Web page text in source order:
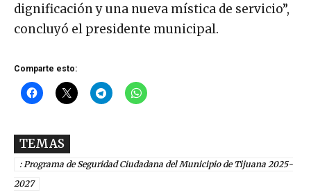
dignificación y una nueva mística de servicio”,
concluyó el presidente municipal.
Comparte esto:
TEMAS
: Programa de Seguridad Ciudadana del Municipio de Tijuana 2025-
2027